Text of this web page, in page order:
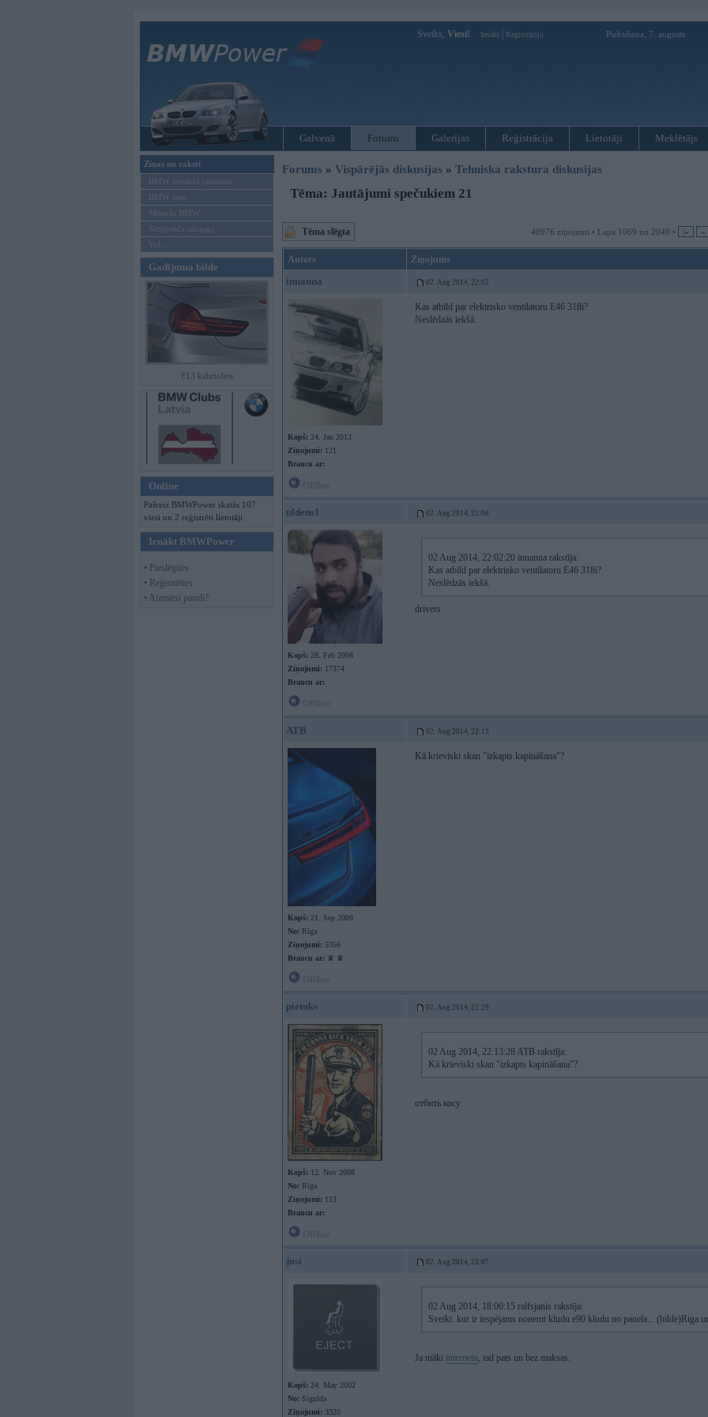
Sveiks, Viesi! Ienākt Reģistrācija Piektdiena, 7. augusts
Galvenā Forums Galerijas Reģistrācija Lietotāji Meklētājs
Ziņas un raksti
BMW modeļu jaunumi
BMW testi
Mēneša BMW
Sērijveida tūnings
Vel...
Gadījuma bilde
F13 kabriolets
Online
Pašreiz BMWPower skatās 107
viesi un 2 reģistrēti lietotāji.
Ienākt BMWPower
• Pieslēgties
• Reģistrēties
• Aizmirsi paroli?
Forums » Vispārējās diskusijas » Tehniska rakstura diskusijas
Tēma: Jautājumi spečukiem 21
Tēma slēgta 40976 ziņojumi • Lapa 1069 no 2049 • |« «
Autors Ziņojums
innanna 02. Aug 2014, 22:02
Kopš: 24. Jan 2013
Ziņojumi: 121
Braucu ar:
Kas atbild par elektrisko ventilatoru E46 318i?
Neslēdzās iekšā.
uldens1 02. Aug 2014, 22:06
Kopš: 28. Feb 2008
Ziņojumi: 17374
Braucu ar:
02 Aug 2014, 22:02:20 innanna rakstīja:
Kas atbild par elektrisko ventilatoru E46 318i?
Neslēdzās iekšā.
drivers
ATB 02. Aug 2014, 22:13
Kopš: 21. Sep 2009
No: Rīga
Ziņojumi: 5356
Braucu ar: ♛ ♛
Kā krieviski skan "izkapts kapināšana"?
pietuks 02. Aug 2014, 22:29
Kopš: 12. Nov 2008
No: Rīga
Ziņojumi: 113
Braucu ar:
02 Aug 2014, 22:13:28 ATB rakstīja:
Kā krieviski skan "izkapts kapināšana"?
отбить косу
josi 02. Aug 2014, 23:07
Kopš: 24. May 2002
No: Sigulda
Ziņojumi: 3320
02 Aug 2014, 18:00:15 ralfsjanis rakstīja:
Sveiki. kur ir iespējams nonemt kludu e90 kludu no panela... (bilde)Riga
Ja māki internetu, tad pats un bez maksas.